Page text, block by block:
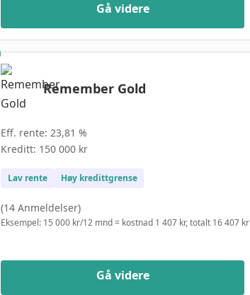
Gå videre
Remember Gold
Eff. rente: 23,81 %
Kreditt: 150 000 kr
Lav rente Høy kredittgrense
(14 Anmeldelser)
Eksempel: 15 000 kr/12 mnd = kostnad 1 407 kr, totalt 16 407 kr
Gå videre